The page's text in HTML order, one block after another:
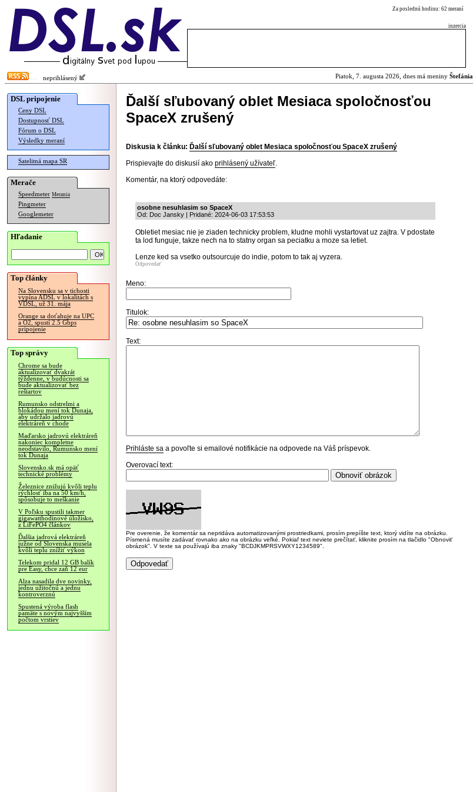
Za poslednú hodinu: 62 meraní
inzercia
neprihlásený Piatok, 7. augusta 2026, dnes má meniny Štefánia
DSL pripojenie
Ceny DSL
Dostupnosť DSL
Fórum o DSL
Výsledky meraní
Satelitná mapa SR
Merače
Speedmeter Merania
Pingmeter
Googlemeter
Hľadanie
Top články
Na Slovensku sa v tichosti
vypína ADSL v lokalitách s
VDSL, už 31. mája
Orange sa doťahuje na UPC
a O2, spustí 2.5 Gbps
pripojenie
Top správy
Chrome sa bude
aktualizovať dvakrát
týždenne, v budúcnosti sa
bude aktualizovať bez
reštartov
Rumunsko odstrelmi a
blokádou mení tok Dunaja,
aby udržalo jadrovú
elektráreň v chode
Maďarsko jadrovú elektráreň
nakoniec kompletne
neodstavilo, Rumunsko mení
tok Dunaja
Slovensko.sk má opäť
technické problémy
Železnice znižujú kvôli teplu
rýchlosť iba na 50 km/h,
spôsobuje to meškanie
V Poľsku spustili takmer
gigawatthodinové úložisko,
z LiFePO4 článkov
Ďalšia jadrová elektráreň
južne od Slovenska musela
kvôli teplu znížiť výkon
Telekom pridal 12 GB balík
pre Easy, chce zaň 12 eur
Alza nasadila dve novinky,
jednu užitočnú a jednu
kontroverznú
Spustená výroba flash
pamäte s novým najvyšším
počtom vrstiev
Ďalší sľubovaný oblet Mesiaca spoločnosťou
SpaceX zrušený
Diskusia k článku: Ďalší sľubovaný oblet Mesiaca spoločnosťou SpaceX zrušený
Prispievajte do diskusií ako prihlásený užívateľ.
Komentár, na ktorý odpovedáte:
osobne nesuhlasim so SpaceX
Od: Doc Jansky | Pridané: 2024-06-03 17:53:53
Obletiet mesiac nie je ziaden technicky problem, kludne mohli vystartovat uz zajtra. V pdostate
ta lod funguje, takze nech na to statny organ sa peciatku a moze sa letiet.
Lenze ked sa vsetko outsourcuje do indie, potom to tak aj vyzera.
Odpovedať
Meno:
Titulok:
Text:
Prihláste sa a povoľte si emailové notifikácie na odpovede na Váš príspevok.
Overovací text:
Pre overenie, že komentár sa nepridáva automatizovanými prostriedkami, prosím prepíšte text, ktorý vidíte na obrázku.
Písmená musíte zadávať rovnako ako na obrázku veľké. Pokiaľ text neviete prečítať, kliknite prosím na tlačidlo "Obnoviť
obrázok". V texte sa používajú iba znaky "BCDJKMPRSVWXY1234589".